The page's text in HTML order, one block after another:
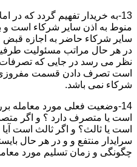
13-به خریدار تفهیم گردد که
منوط به اذن سایر شرکاء است
سایر شرکاء حاضر به اجازه قبض
در هر حال مراتب مسئولیت
نظر می رسد در جایی که
است تصرف دادن قسمت مفروزی
شرکاء نمی باشد.
14-وضعیت فعلی مورد معامله
است یا متصرف دارد ؟ و اگر
است یا ثالث؟ و اگر ثالث است
سرایدار منتفع و و در هر حال
چگونگی و زمان تسلیم مورد